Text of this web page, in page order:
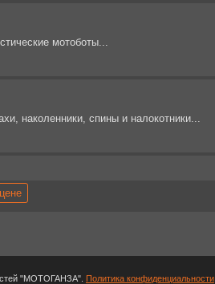
мотоботы...
наколенники, спины и налокотники...
цене
"МОТОГАНЗА". Политика конфиденциальности